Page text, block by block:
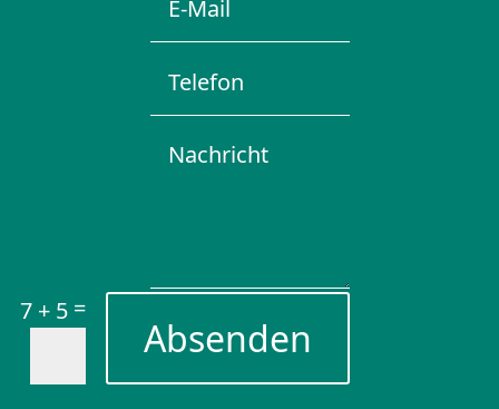
7 + 5=
Absenden